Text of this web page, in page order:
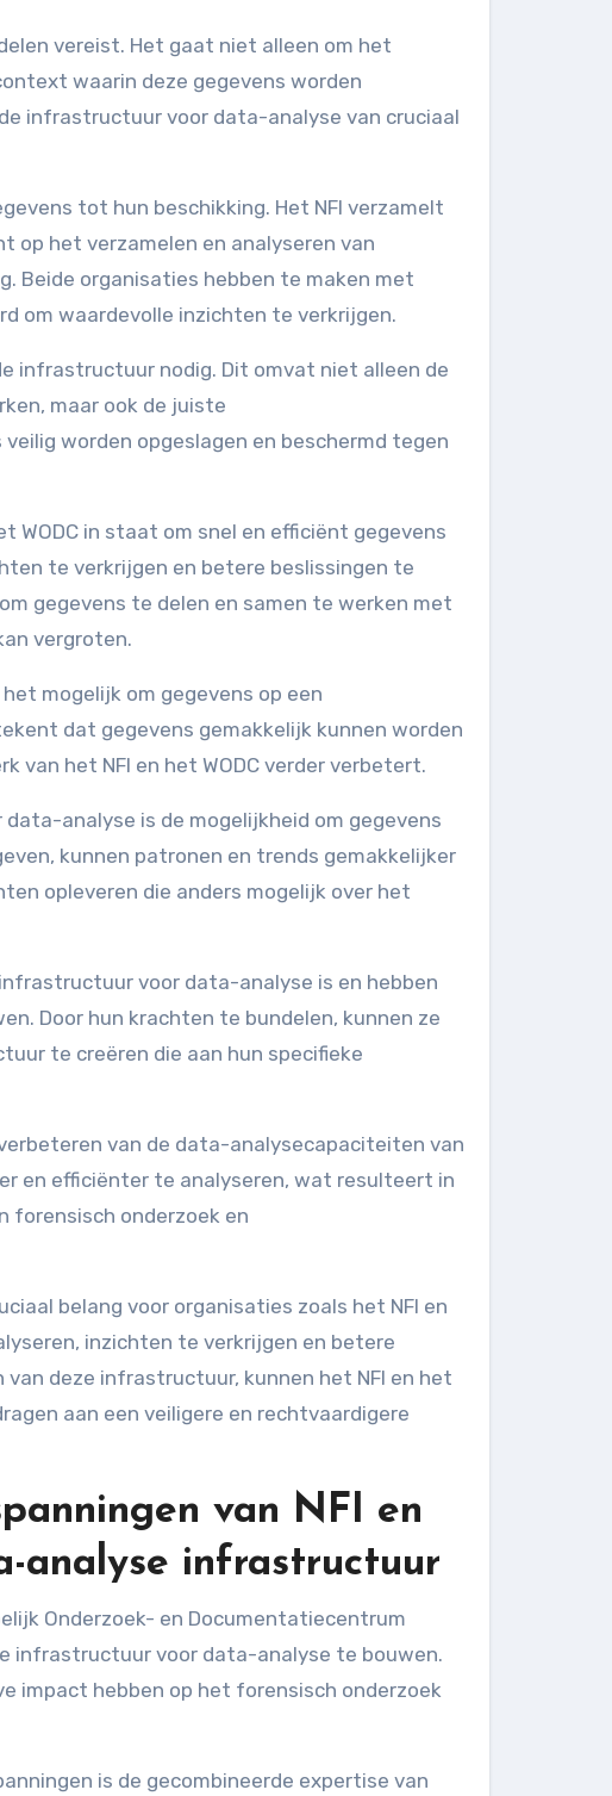
vereist. Het gaat niet alleen om het
waarin deze gegevens worden
infrastructuur voor data-analyse van cruciaal
tot hun beschikking. Het NFI verzamelt
op het verzamelen en analyseren van
Beide organisaties hebben te maken met
om waardevolle inzichten te verkrijgen.
infrastructuur nodig. Dit omvat niet alleen de
maar ook de juiste
worden opgeslagen en beschermd tegen
in staat om snel en efficiënt gegevens
te verkrijgen en betere beslissingen te
gegevens te delen en samen te werken met
vergroten.
mogelijk om gegevens op een
dat gegevens gemakkelijk kunnen worden
van het NFI en het WODC verder verbetert.
analyse is de mogelijkheid om gegevens
kunnen patronen en trends gemakkelijker
opleveren die anders mogelijk over het
voor data-analyse is en hebben
Door hun krachten te bundelen, kunnen ze
te creëren die aan hun specifieke
van de data-analysecapaciteiten van
en efficiënter te analyseren, wat resulteert in
forensisch onderzoek en
belang voor organisaties zoals het NFI en
inzichten te verkrijgen en betere
deze infrastructuur, kunnen het NFI en het
aan een veiligere en rechtvaardigere
van NFI en
analyse infrastructuur
Onderzoek- en Documentatiecentrum
infrastructuur voor data-analyse te bouwen.
impact hebben op het forensisch onderzoek
is de gecombineerde expertise van